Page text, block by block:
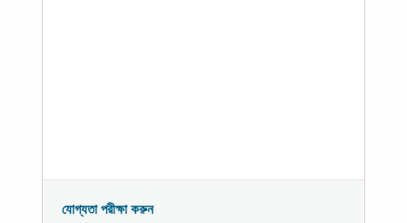
যোগ্যতা পরীক্ষা করুন